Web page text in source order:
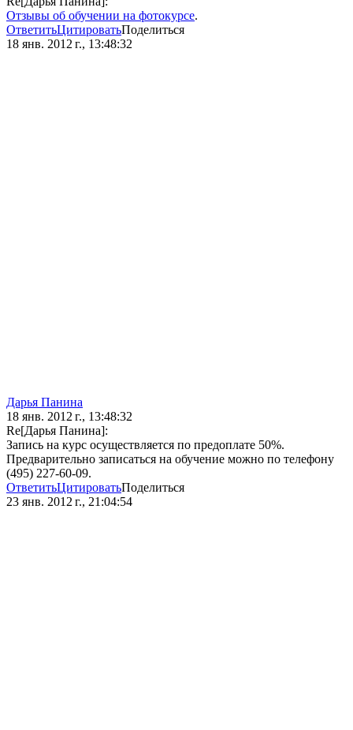
Отзывы об обучении на фотокурсе.
ОтветитьЦитироватьПоделиться
18 янв. 2012 г., 13:48:32
Дарья Панина
18 янв. 2012 г., 13:48:32
Re[Дарья Панина]:
Запись на курс осуществляется по предоплате 50%.
Предварительно записаться на обучение можно по телефону
(495) 227-60-09.
ОтветитьЦитироватьПоделиться
23 янв. 2012 г., 21:04:54